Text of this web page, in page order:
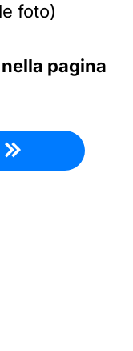
foto)
pagina